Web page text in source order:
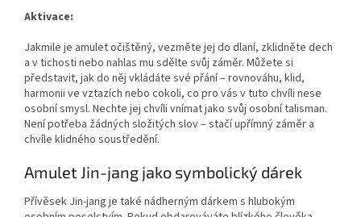
Aktivace:
Jakmile je amulet očištěný, vezměte jej do dlaní, zklidněte dech
a v tichosti nebo nahlas mu sdělte svůj záměr. Můžete si
představit, jak do něj vkládáte své přání – rovnováhu, klid,
harmonii ve vztazích nebo cokoli, co pro vás v tuto chvíli nese
osobní smysl. Nechte jej chvíli vnímat jako svůj osobní talisman.
Není potřeba žádných složitých slov – stačí upřímný záměr a
chvíle klidného soustředění.
Amulet Jin-jang jako symbolický dárek
Přívěsek Jin-jang je také nádherným dárkem s hlubokým